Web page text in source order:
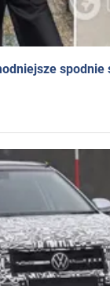
spodnie